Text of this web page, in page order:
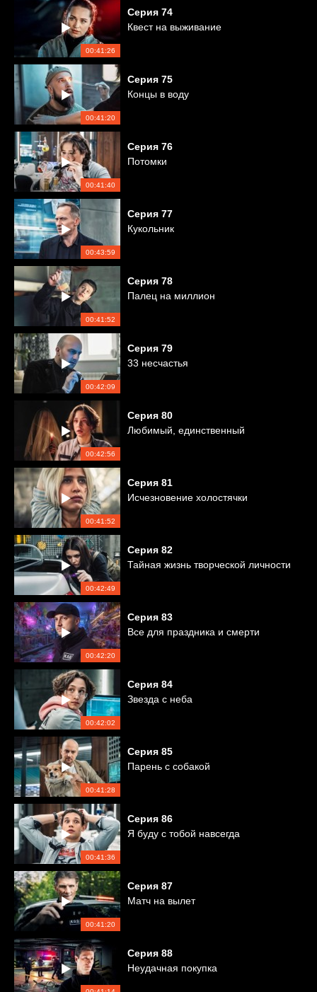
00:41:26
Серия 74
Квест на выживание
00:41:20
Серия 75
Концы в воду
00:41:40
Серия 76
Потомки
00:43:59
Серия 77
Кукольник
00:41:52
Серия 78
Палец на миллион
00:42:09
Серия 79
33 несчастья
00:42:56
Серия 80
Любимый, единственный
00:41:52
Серия 81
Исчезновение холостячки
00:42:49
Серия 82
Тайная жизнь творческой личности
00:42:20
Серия 83
Все для праздника и смерти
00:42:02
Серия 84
Звезда с неба
00:41:28
Серия 85
Парень с собакой
00:41:36
Серия 86
Я буду с тобой навсегда
00:41:20
Серия 87
Матч на вылет
Серия 88
Неудачная покупка